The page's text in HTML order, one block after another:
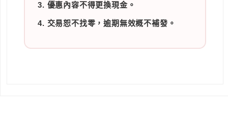
優惠內容不得更換現金。
交易恕不找零，逾期無效概不補發。